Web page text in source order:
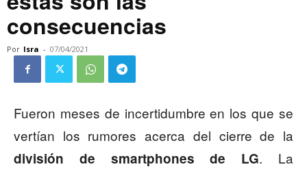
consecuencias
Por Isra - 07/04/2021
Fueron meses de incertidumbre en los que se
vertían los rumores acerca del cierre de la
división de smartphones de LG. La